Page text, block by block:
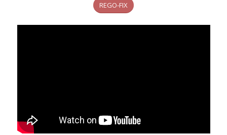
REGO-FIX